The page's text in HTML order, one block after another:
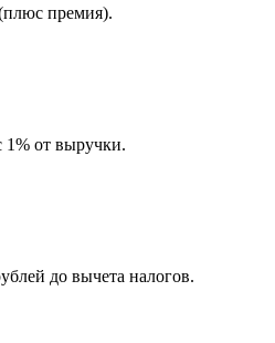
премия).
1% от выручки.
до вычета налогов.